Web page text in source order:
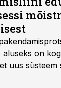
aluseks on
uus süsteem